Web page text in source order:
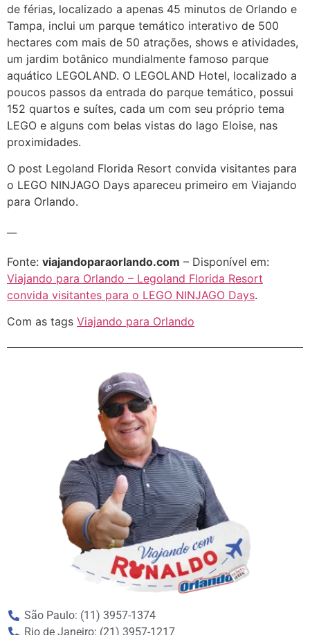
de férias, localizado a apenas 45 minutos de Orlando e
Tampa, inclui um parque temático interativo de 500
hectares com mais de 50 atrações, shows e atividades,
um jardim botânico mundialmente famoso parque
aquático LEGOLAND. O LEGOLAND Hotel, localizado a
poucos passos da entrada do parque temático, possui
152 quartos e suítes, cada um com seu próprio tema
LEGO e alguns com belas vistas do lago Eloise, nas
proximidades.
O post Legoland Florida Resort convida visitantes para
o LEGO NINJAGO Days apareceu primeiro em Viajando
para Orlando.
Fonte: viajandoparaorlando.com – Disponível em:
Viajando para Orlando – Legoland Florida Resort
convida visitantes para o LEGO NINJAGO Days.
Com as tags Viajando para Orlando
São Paulo: (11) 3957-1374
Rio de Janeiro: (21) 3957-1217